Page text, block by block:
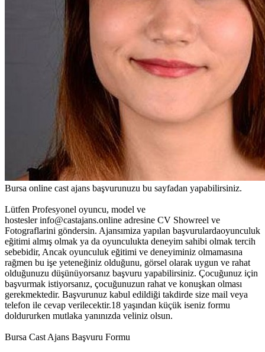
Bursa online cast ajans başvurunuzu bu sayfadan yapabilirsiniz.
Lütfen Profesyonel oyuncu, model ve
hostesler info@castajans.online adresine CV Showreel ve
Fotograflarini göndersin. Ajansımiza yapılan başvurulardaoyunculuk
eğitimi almış olmak ya da oyunculukta deneyim sahibi olmak tercih
sebebidir, Ancak oyunculuk eğitimi ve deneyiminiz olmamasına
rağmen bu işe yeteneğiniz olduğunu, görsel olarak uygun ve rahat
olduğunuzu düşünüyorsanız başvuru yapabilirsiniz. Çocuğunuz için
başvurmak istiyorsanız, çocuğunuzun rahat ve konuşkan olması
gerekmektedir. Başvurunuz kabul edildiği takdirde size mail veya
telefon ile cevap verilecektir.18 yaşından küçük iseniz formu
doldururken mutlaka yanınızda veliniz olsun.
Bursa Cast Ajans Başvuru Formu